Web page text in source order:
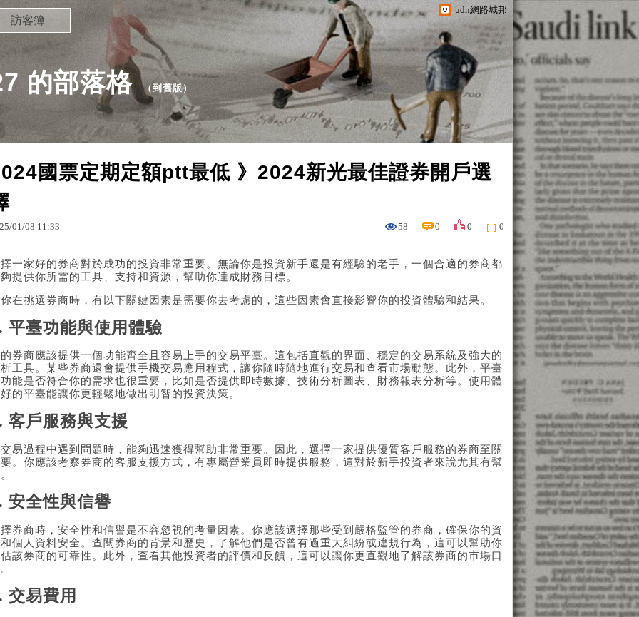
udn網路城邦
的部落格 （到舊版）
訪客簿
國票定期定額ptt最低 》2024新光最佳證券開戶選
/01/08 11:33 58 0 0 0
一家好的券商對於成功的投資非常重要。無論你是投資新手還是有經驗的老手，一個合適的券商都
提供你所需的工具、支持和資源，幫助你達成財務目標。
在挑選券商時，有以下關鍵因素是需要你去考慮的，這些因素會直接影響你的投資體驗和結果。
平臺功能與使用體驗
券商應該提供一個功能齊全且容易上手的交易平臺。這包括直觀的界面、穩定的交易系統及強大的
工具。某些券商還會提供手機交易應用程式，讓你隨時隨地進行交易和查看市場動態。此外，平臺
能是否符合你的需求也很重要，比如是否提供即時數據、技術分析圖表、財務報表分析等。使用體
的平臺能讓你更輕鬆地做出明智的投資決策。
客戶服務與支援
易過程中遇到問題時，能夠迅速獲得幫助非常重要。因此，選擇一家提供優質客戶服務的券商至關
。你應該考察券商的客服支援方式，有專屬營業員即時提供服務，這對於新手投資者來說尤其有幫
安全性與信譽
券商時，安全性和信譽是不容忽視的考量因素。你應該選擇那些受到嚴格監管的券商，確保你的資
個人資料安全。查閱券商的背景和歷史，了解他們是否曾有過重大糾紛或違規行為，這可以幫助你
該券商的可靠性。此外，查看其他投資者的評價和反饋，這可以讓你更直觀地了解該券商的市場口
交易費用